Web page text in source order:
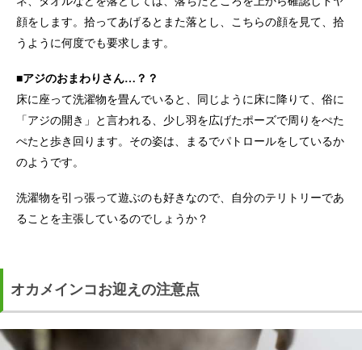
顔をします。拾ってあげるとまた落とし、こちらの顔を見て、拾
うように何度でも要求します。
■アジのおまわりさん…？？
床に座って洗濯物を畳んでいると、同じように床に降りて、俗に
「アジの開き」と言われる、少し羽を広げたポーズで周りをぺた
ぺたと歩き回ります。その姿は、まるでパトロールをしているか
のようです。
洗濯物を引っ張って遊ぶのも好きなので、自分のテリトリーであ
ることを主張しているのでしょうか？
オカメインコお迎えの注意点